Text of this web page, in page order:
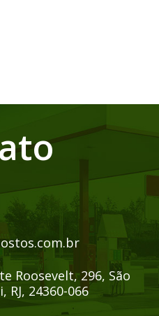
Roosevelt, 296, São
24360-066